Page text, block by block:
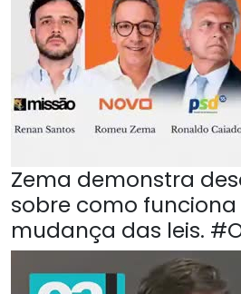
Zema demonstra
sobre como
mudança das leis.